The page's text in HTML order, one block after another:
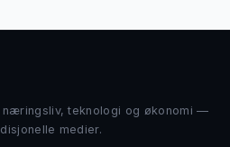
teknologi og økonomi —
medier.